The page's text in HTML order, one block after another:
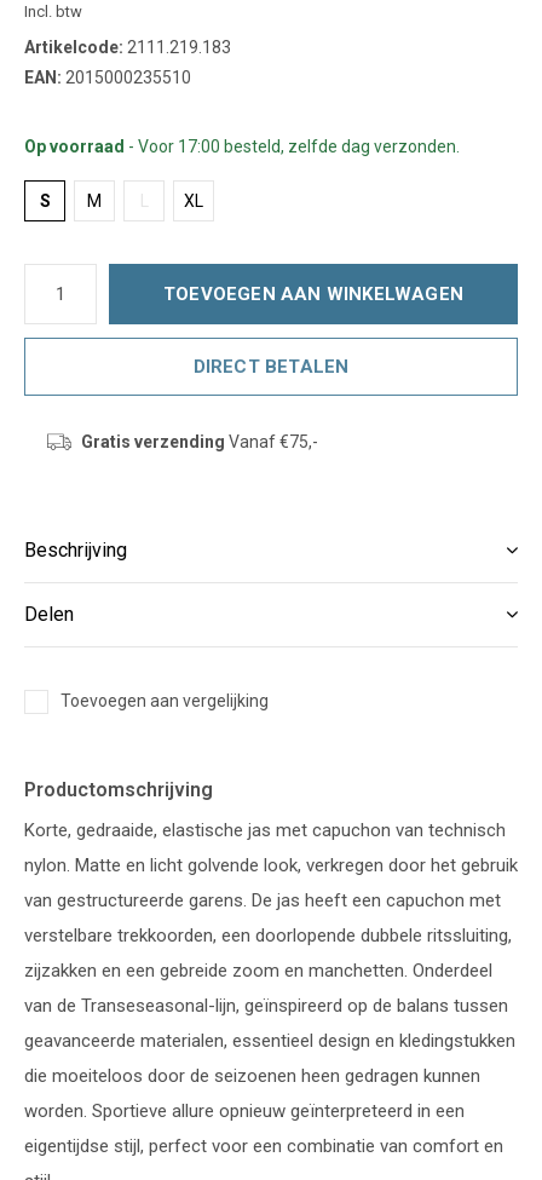
Incl. btw
Artikelcode: 2111.219.183
EAN: 2015000235510
Op voorraad - Voor 17:00 besteld, zelfde dag verzonden.
S M XL
TOEVOEGEN AAN WINKELWAGEN
DIRECT BETALEN
Gratis verzending Vanaf €75,-
Beschrijving
Delen
Toevoegen aan vergelijking
Productomschrijving
Korte, gedraaide, elastische jas met capuchon van technisch
nylon. Matte en licht golvende look, verkregen door het gebruik
van gestructureerde garens. De jas heeft een capuchon met
verstelbare trekkoorden, een doorlopende dubbele ritssluiting,
zijzakken en een gebreide zoom en manchetten. Onderdeel
van de Transeseasonal-lijn, geïnspireerd op de balans tussen
geavanceerde materialen, essentieel design en kledingstukken
die moeiteloos door de seizoenen heen gedragen kunnen
worden. Sportieve allure opnieuw geïnterpreteerd in een
eigentijdse stijl, perfect voor een combinatie van comfort en